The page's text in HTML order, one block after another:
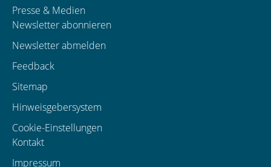
Presse & Medien
Newsletter abonnieren
Newsletter abmelden
Feedback
Sitemap
Hinweisgebersystem
Cookie-Einstellungen
Kontakt
Impressum